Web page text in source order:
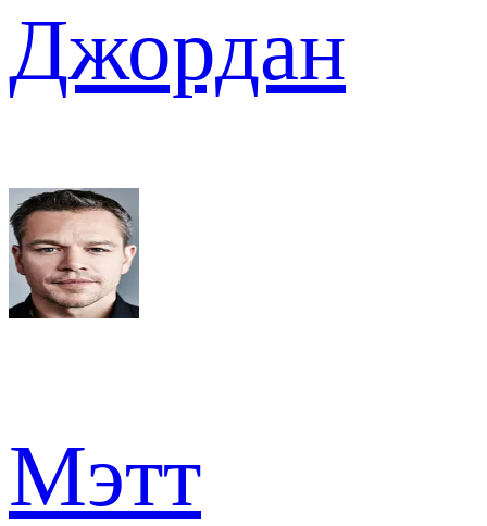
Джордан
Мэтт